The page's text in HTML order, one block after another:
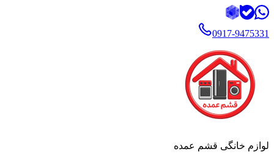
0917-9475331
لوازم خانگی قشم عمده